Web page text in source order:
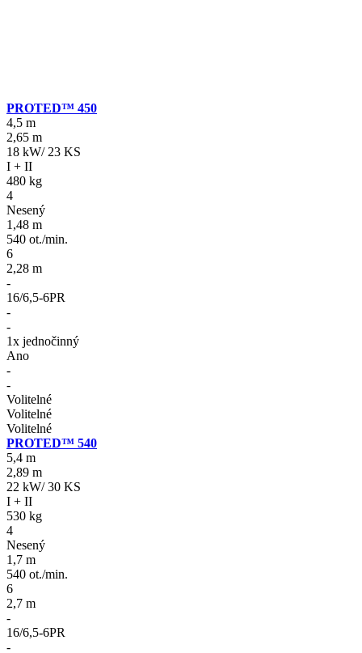
PROTED™ 450
4,5 m
2,65 m
18 kW/ 23 KS
I + II
480 kg
4
Nesený
1,48 m
540 ot./min.
6
2,28 m
-
16/6,5-6PR
-
-
1x jednočinný
Ano
-
-
Volitelné
Volitelné
Volitelné
PROTED™ 540
5,4 m
2,89 m
22 kW/ 30 KS
I + II
530 kg
4
Nesený
1,7 m
540 ot./min.
6
2,7 m
-
16/6,5-6PR
-